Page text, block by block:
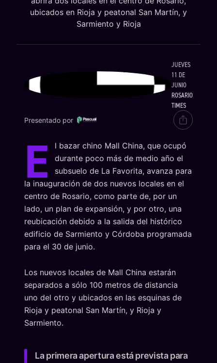
ubicados en Rioja y peatonal San Martín, y
Sarmiento y Rioja
JUEVES
11 DE
JUNIO
ROSARIO
TIMES
Presentado por
E
l bazar chino Mall China, que ocupó
durante poco más de medio año el
subsuelo de La Favorita, avanza para
la inauguración de dos nuevos locales en el
centro de Rosario, como parte de, por un
lado, un plan de expansión, y por otro, una
reubicación debido a la salida del histórico
edificio de Sarmiento y Córdoba programada
para el 30 de junio.
Los nuevos locales de Mall China estarán
separados a sólo 100 metros de distancia
uno del otro y ubicados en las esquinas de
Rioja y peatonal San Martín, y Rioja y
Sarmiento.
La primera apertura está prevista para